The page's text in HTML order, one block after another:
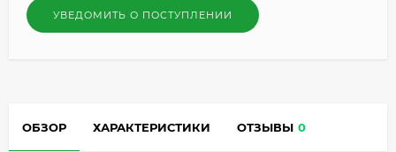
УВЕДОМИТЬ О ПОСТУПЛЕНИИ
ОБЗОР ХАРАКТЕРИСТИКИ ОТЗЫВЫ 0